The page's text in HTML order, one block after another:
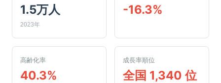
1.5万人
2023年
-16.3%
高齢化率
40.3%
成長率順位
全国 1,340 位